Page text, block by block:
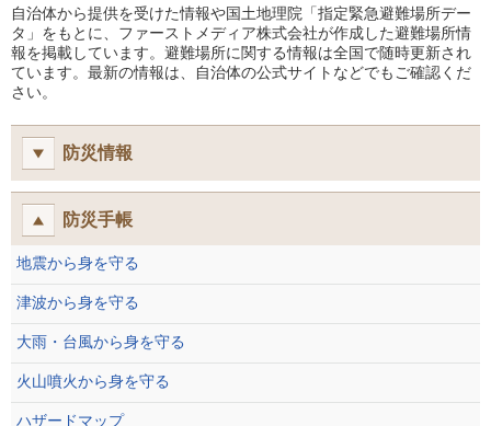
自治体から提供を受けた情報や国土地理院「指定緊急避難場所デー
タ」をもとに、ファーストメディア株式会社が作成した避難場所情
報を掲載しています。避難場所に関する情報は全国で随時更新され
ています。最新の情報は、自治体の公式サイトなどでもご確認くだ
さい。
防災情報
防災手帳
地震から身を守る
津波から身を守る
大雨・台風から身を守る
火山噴火から身を守る
ハザードマップ